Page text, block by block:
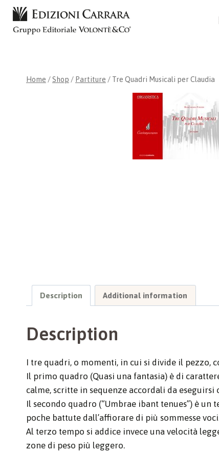
Skip
content
Home / Shop / Partiture / Tre Quadri Musicali per Claudia
Description Additional information
Description
I tre quadri, o momenti, in cui si divide il pezzo,
Il primo quadro (Quasi una fantasia) è di
calme, scritte in sequenze accordali da
Il secondo quadro (“Umbrae ibant tenues”) è
poche battute dall’affiorare di più sommesse
Al terzo tempo si addice invece una velocità
zone di peso più leggero.